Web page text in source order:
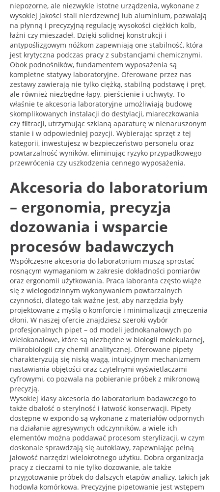
niepozorne, ale niezwykle istotne urządzenia, wykonane z
wysokiej jakości stali nierdzewnej lub aluminium, pozwalają
na płynną i precyzyjną regulację wysokości ciężkich kolb,
łaźni czy mieszadeł. Dzięki solidnej konstrukcji i
antypoślizgowym nóżkom zapewniają one stabilność, która
jest krytyczna podczas pracy z substancjami chemicznymi.
Obok podnośników, fundamentem wyposażenia są
kompletne statywy laboratoryjne. Oferowane przez nas
zestawy zawierają nie tylko ciężką, stabilną podstawę i pręt,
ale również niezbędne łapy, pierścienie i uchwyty. To
właśnie te akcesoria laboratoryjne umożliwiają budowę
skomplikowanych instalacji do destylacji, miareczkowania
czy filtracji, utrzymując szklaną aparaturę w nienaruszonym
stanie i w odpowiedniej pozycji. Wybierając sprzęt z tej
kategorii, inwestujesz w bezpieczeństwo personelu oraz
powtarzalność wyników, eliminując ryzyko przypadkowego
przewrócenia czy uszkodzenia cennego wyposażenia.
Akcesoria do laboratorium
– ergonomia, precyzja
dozowania i wsparcie
procesów badawczych
Współczesne akcesoria do laboratorium muszą sprostać
rosnącym wymaganiom w zakresie dokładności pomiarów
oraz ergonomii użytkowania. Praca laboranta często wiąże
się z wielogodzinnym wykonywaniem powtarzalnych
czynności, dlatego tak ważne jest, aby narzędzia były
projektowane z myślą o komforcie i minimalizacji zmęczenia
dłoni. W naszej ofercie znajdziesz szeroki wybór
profesjonalnych pipet – od modeli jednokanałowych po
wielokanałowe, które są niezbędne w biologii molekularnej,
mikrobiologii czy chemii analitycznej. Oferowane pipety
charakteryzują się niską wagą, intuicyjnym mechanizmem
nastawiania objętości oraz czytelnymi wyświetlaczami
cyfrowymi, co pozwala na pobieranie próbek z mikronową
precyzją.
Wysokiej klasy akcesoria do laboratorium badawczego to
także dbałość o sterylność i łatwość konserwacji. Pipety
dostępne w expondo są wykonane z materiałów odpornych
na działanie agresywnych odczynników, a wiele ich
elementów można poddawać procesom sterylizacji, w czym
doskonale sprawdzają się autoklawy, zapewniając pełną
jałowość narzędzi wielokrotnego użytku. Dobra organizacja
pracy z cieczami to nie tylko dozowanie, ale także
przygotowanie próbek do dalszych etapów analizy, takich jak
hodowla komórkowa. Precyzyjne pipetowanie jest wstępem